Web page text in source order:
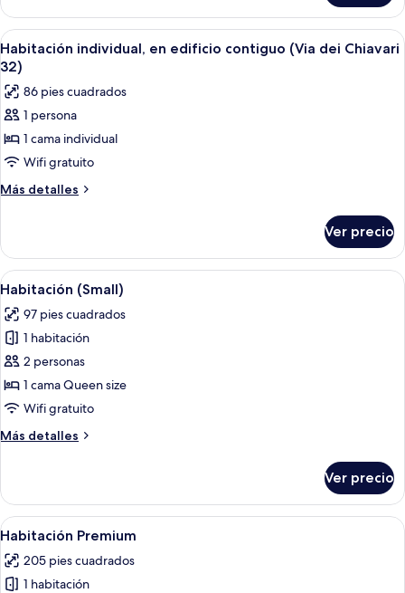
superior,
balcón
Abrir
todas
las
fotos
de
Habitación
individual,
en
(Via
dei
Chiavari
32)
Habitación de hotel compacta con
3
Habitación individual, en edificio contiguo (Via dei Chiavari
32)
86 pies cuadrados
1 persona
1 cama individual
Wifi gratuito
Más detalles
Más
individual,
en
edificio
(Via
dei
Chiavari
32)
Ver precio
Abrir
todas
las
fotos
de
Habitación
(Small)
Habitación de hotel con cama,
4
Habitación (Small)
97 pies cuadrados
1 habitación
2 personas
1 cama Queen size
Wifi gratuito
Más detalles
Más
(Small)
Ver precio
Abrir
todas
las
fotos
Habitación de hotel con cama, sofá,
5
Habitación Premium
205 pies cuadrados
1 habitación